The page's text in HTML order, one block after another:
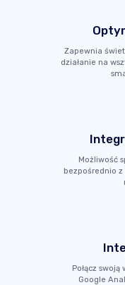
Zapewnia
działanie na
Możliwość
bezpośrednio z
Połącz
Google